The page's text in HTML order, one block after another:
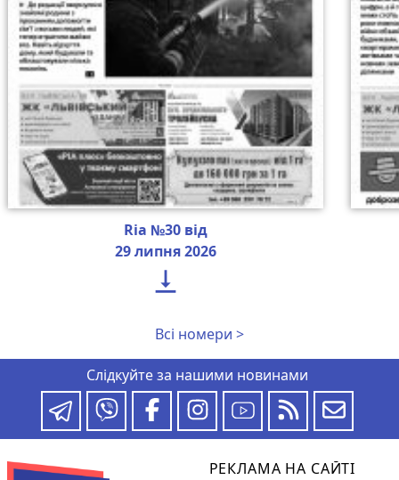
Ria №30 від
29 липня 2026

Всі номери >
Слідкуйте за нашими новинами
РЕКЛАМА НА САЙТІ